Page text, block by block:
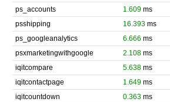
ps_accounts
1.609ms
psshipping
16.393ms
ps_googleanalytics
6.666 ms
psxmarketingwithgoogle
2.108ms
iqitcompare
5.638ms
iqitcontactpage
1.649ms
iqitcountdown
0.363ms